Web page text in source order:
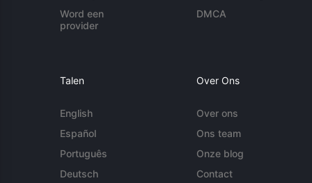
Word een
provider
DMCA
Talen
English
Español
Português
Deutsch
Over Ons
Over ons
Ons team
Onze blog
Contact